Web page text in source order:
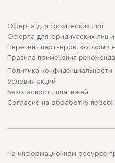
Оферта для физических лиц
Оферта для юридических лиц
Перечень партнеров, которым
Правила применения
Политика конфиденциальности
Условия акций
Безопасность платежей
Cогласие на обработку
На информационном ресурсе